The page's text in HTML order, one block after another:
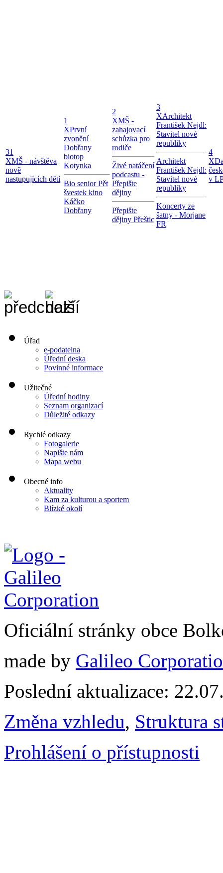
31
XMŠ - návštěva
nově
nastupujících dětí
1
XPrvní
zvonění
Dobřany
biotop
Kotynka
Bio senior Pět
švestek kino
Káčko
Dobřany
2
XMŠ -
zahajovací
schůzka pro
rodiče
Živé natáčení
podcastu -
Přepište
dějiny
Přepište
dějiny Přeštic
3
XArchitekt
František Nejdl:
Stavitel nové
republiky
Architekt
František Nejdl:
Stavitel nové
republiky
Koncerty ze
šatny - Morjane
FR
4
X
v
Úřad
e-podatelna
Úřední deska
Povinné informace
Užitečné
Úřední hodiny
Seznam organizací
Důležité odkazy
Rychlé odkazy
Fotogalerie
Napište nám
Mapa webu
Obecné info
Aktuality
Kam za kulturou a sportem
Blízké okolí
Oficiální stránky obce
made by Galileo
Poslední aktualizace:
Změna vzhledu, Struktura
Prohlášení o přístupnosti